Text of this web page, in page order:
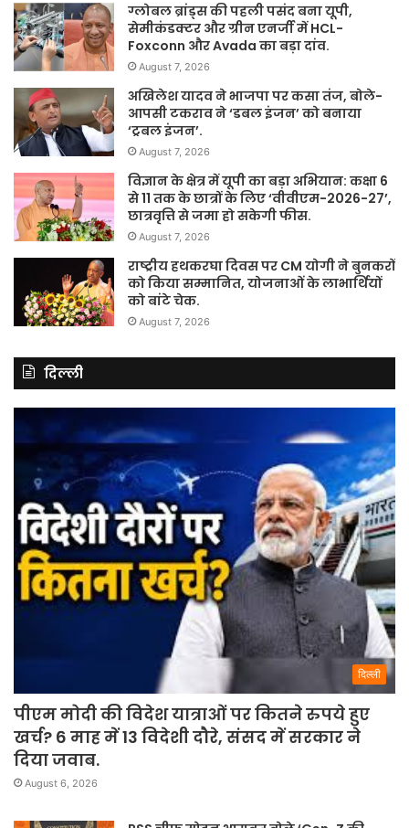
ग्लोबल ब्रांड्स की पहली पसंद बना यूपी,
सेमीकंडक्टर और ग्रीन एनर्जी में HCL-
Foxconn और Avada का बड़ा दांव.
August 7, 2026
अखिलेश यादव ने भाजपा पर कसा तंज, बोले-
आपसी टकराव ने ‘डबल इंजन’ को बनाया
‘ट्रबल इंजन’.
August 7, 2026
विज्ञान के क्षेत्र में यूपी का बड़ा अभियान: कक्षा 6
से 11 तक के छात्रों के लिए ‘वीवीएम-2026-27’,
छात्रवृत्ति से जमा हो सकेगी फीस.
August 7, 2026
राष्ट्रीय हथकरघा दिवस पर CM योगी ने बुनकरों
को किया सम्मानित, योजनाओं के लाभार्थियों
को बांटे चेक.
August 7, 2026
दिल्ली
दिल्ली
पीएम मोदी की विदेश यात्राओं पर कितने रुपये हुए
खर्च? 6 माह में 13 विदेशी दौरे, संसद में सरकार ने
दिया जवाब.
August 6, 2026